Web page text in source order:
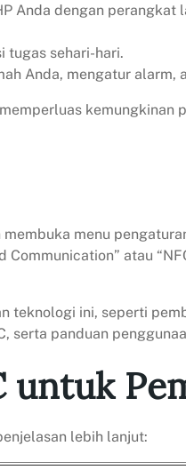
Anda dengan perangkat
tugas sehari-hari.
Anda, mengatur
kemungkinan
menu
atau
teknologi ini, seperti
panduan
untuk
lebih lanjut: